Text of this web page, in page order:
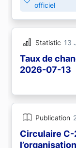
officiel
Statistic 13
Taux de
2026-07-13
Publication
Circulaire